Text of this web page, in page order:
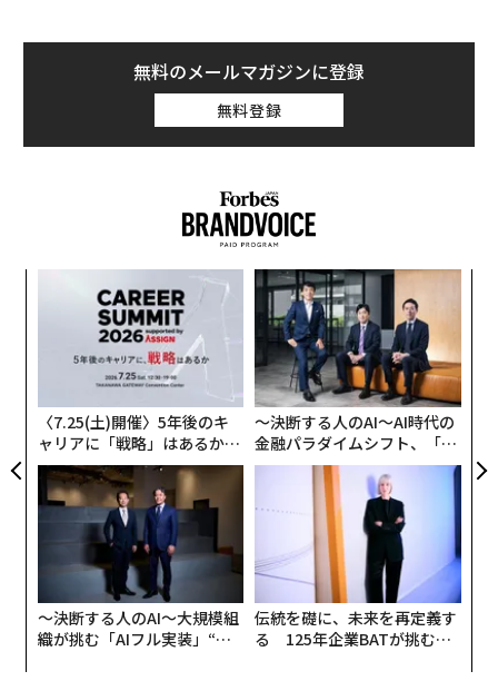
無料のメールマガジンに登録
無料登録
〈7.25(土)開催〉5年後のキ
ャリアに「戦略」はあるか。
トップエグゼクティブのキャ
リアに触れる1日│CAREER S
UMMIT 2026
〜決断する人のAI〜AI時代の
金融パラダイムシフト、「超
個別化」の核心 【MUFG×ウ
ェルスナビ×PwC】
〜決断する人のAI〜大規模組
織が挑む「AIフル実装」“使
伝統を礎に、未来を再定義す
る 125年企業BATが挑むス